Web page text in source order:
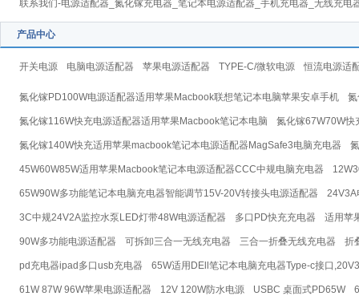
联系我们-电源适配器_氮化镓充电器_笔记本电源适配器_手机充电器_无线充电
产品中心
开关电源 电脑电源适配器 苹果电源适配器 TYPE-C/微软电源 恒流电源适
氮化镓PD100W电源适配器适用苹果Macbook联想笔记本电脑苹果安卓手机
氮化镓116W快充电源适配器适用苹果Macbook笔记本电脑 氮化镓67W70W快
氮化镓140W快充适用苹果macbook笔记本电源适配器MagSafe3电脑充电器
45W60W85W适用苹果Macbook笔记本电源适配器CCC中规电脑充电器
65W90W多功能笔记本电脑充电器智能调节15V-20V转接头电源适配器 24V3A
3C中规24V2A监控水泵LED灯带48W电源适配器 多口PD快充充电器 适用苹
90W多功能电源适配器 可拆卸三合一无线充电器 三合一折叠无线充电器 折
pd充电器ipad多口usb充电器 65W适用DEll笔记本电脑充电器Type-c接口
61W 87W 96W苹果电源适配器 12V 120W防水电源 USBC 桌面式PD65W